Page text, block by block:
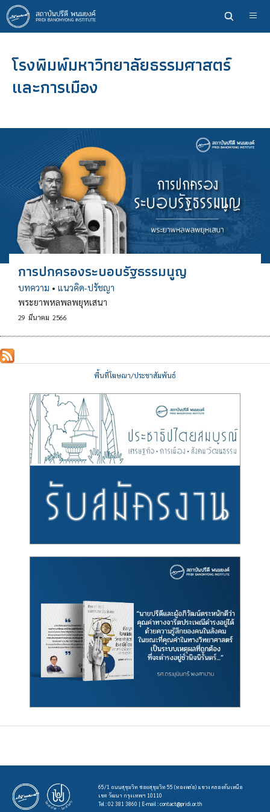
ข้าม
ไป
ยัง
หลักโรงพิมพ์มหาวิทยาลัยธรรมศาสตร์
และการเมือง
การปกครองระบอบรัฐธรรมนูญ
บทความ • แนวคิด-ปรัชญา
พระยาพหลพลพยุหเสนา
29 มีนาคม 2566
พื้นที่โฆษณา/ประชาสัมพันธ์
65/1 ถนนสุขุมวิท ซอยสุขุมวิท 55 (ทองหล่อ) แขวง คลองตันเหนือ
เขต วัฒนา กรุงเทพฯ 10110
Tel : 02 381 3860 | E-mail :contact@pridi.or.th